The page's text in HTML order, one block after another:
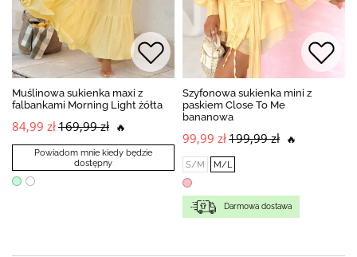
Muślinowa sukienka maxi z
falbankami Morning Light żółta
84,99 zł169,99 zł 🔥
Powiadom mnie kiedy będzie
dostępny
Szyfonowa sukienka mini z
paskiem Close To Me
bananowa
99,99 zł199,99 zł 🔥
S/M M/L
Darmowa dostawa